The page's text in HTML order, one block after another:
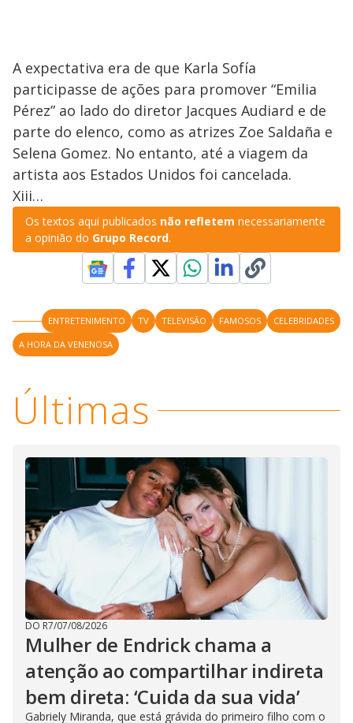
A expectativa era de que Karla Sofía
participasse de ações para promover “Emilia
Pérez” ao lado do diretor Jacques Audiard e de
parte do elenco, como as atrizes Zoe Saldaña e
Selena Gomez. No entanto, até a viagem da
artista aos Estados Unidos foi cancelada.
Xiii…
Os textos aqui publicados não refletem necessariamente
a opinião do Grupo Record.
ENTRETENIMENTO TV TELEVISÃO FAMOSOS
CELEBRIDADES
A HORA DA VENENOSA
Últimas
DO R7/07/08/2026
Mulher de Endrick chama a
atenção ao compartilhar indireta
bem direta: ‘Cuida da sua vida’
Gabriely Miranda, que está grávida do primeiro filho com o